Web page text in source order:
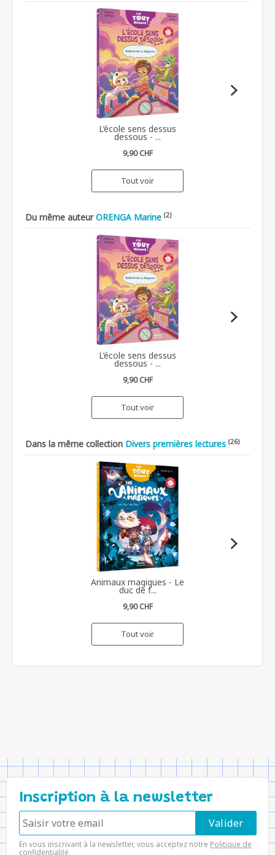
L’école sens dessus
dessous - ...
9,90 CHF
Tout voir
Du même auteurORENGA Marine (2)
L’école sens dessus
dessous - ...
9,90 CHF
Tout voir
Dans la même collection Divers premières lectures (26)
Animaux magiques - Le
duc de f...
9,90 CHF
Tout voir
Inscription à la newsletter
En vous inscrivant à la newsletter, vous acceptez notre Politique de
confidentialité.